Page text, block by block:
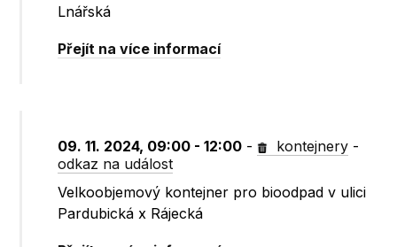
Lnářská
Přejít na více informací
09. 11. 2024, 09:00 - 12:00 - kontejnery -
odkaz na událost
Velkoobjemový kontejner pro bioodpad v ulici
Pardubická x Rájecká